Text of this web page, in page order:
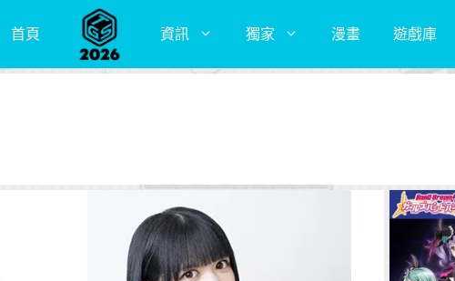
首頁 資訊 獨家 漫畫 遊戲庫